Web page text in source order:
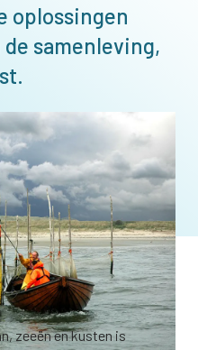
oplossingen
samenleving,
zeeën en kusten is